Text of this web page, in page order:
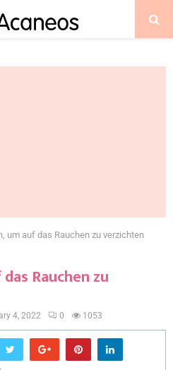
um auf das Rauchen zu verzichten
Rauchen zu
4, 2022 0 1053